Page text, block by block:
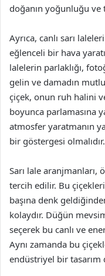
doğanın yoğunluğu
Ayrıca, canlı sarı
eğlenceli bir hava
lalelerin parlaklığı,
gelin ve damadın
çiçek, onun ruh halini
boyunca parlamasına
atmosfer yaratmanın
bir göstergesi olmalıdır.
Sarı lale aranjmanları,
tercih edilir. Bu
başına denk
kolaydır. Düğün
seçerek bu canlı ve
Aynı zamanda bu
endüstriyel bir tasarım